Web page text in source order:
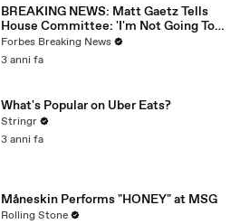
BREAKING NEWS: Matt Gaetz Tells
House Committee: 'I'm Not Going To
Vote For A Continuing Resolution'
Forbes Breaking News
3 anni fa
What's Popular on Uber Eats?
Stringr
3 anni fa
Måneskin Performs "HONEY" at MSG
Rolling Stone